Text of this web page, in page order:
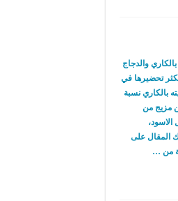
والدجاج
يكثر تحضيرها في
بالكاري نسبة
مزيج من
الاسود،
المقال على
من …